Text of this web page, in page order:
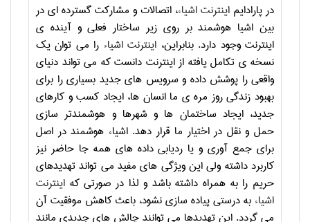
در پارادایم اینترنت اشیاء، اتصالات و مشارکت گستردهای در
بین اشیا هوشمند بر روی زیر ساختار فعلی و آینده ی
اینترنت وجود دارد. بنابراین، اینترنت اشیاء را می توان یک
نسخه ی تکامل یافته از اینترنت دانست که میتواند دنیای
واقعی را پوشش داده و سرویس های جدید بسیاری را برای
بهبود زندگی روز مره ی ما انسان ها، ایجاد کسب‌و کارهای
جدید، ایجاد ساختمان ها و شهرها و هوشمندتر سازی
حمل‌ و نقل در اختیار ما قرار دهد. اشیاء هوشمند در اصل
برای جمع آوری و یا ردیابی داده های همه جا حاضر نیز
کاربرد داشته ولی این ویژگی های مفید می تواند تهدیدهای
حریم را به همراه داشته باشد و لذا در صورتی که اینترنت
اشیاء به درستی پیادهسازی نشود، باعث کاهش موفقیت آن
میگردد. این تهدیدها میتوانند چالش های جدیدی مانند